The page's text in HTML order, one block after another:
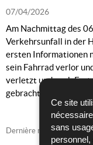
Ce site
sans
07/04/2026
Am Nachmittag des
Verkehrsunfall in der
ersten Informationen
sein Fahrrad verlor
verletzt und nach
gebracht.
Dernière mise à jour07/